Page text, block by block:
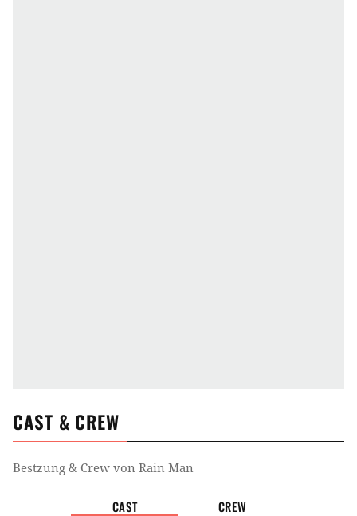
CAST & CREW
Bestzung & Crew von Rain Man
CAST CREW